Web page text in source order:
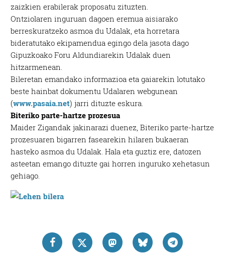
zaizkien erabilerak proposatu zituzten.
Ontziolaren inguruan dagoen eremua aisiarako
berreskuratzeko asmoa du Udalak, eta horretara
bideratutako ekipamendua egingo dela jasota dago
Gipuzkoako Foru Aldundiarekin Udalak duen
hitzarmenean.
Bileretan emandako informazioa eta gaiarekin lotutako
beste hainbat dokumentu Udalaren webgunean
(www.pasaia.net) jarri dituzte eskura.
Biteriko parte-hartze prozesua
Maider Zigandak jakinarazi duenez, Biteriko parte-hartze
prozesuaren bigarren fasearekin hilaren bukaeran
hasteko asmoa du Udalak. Hala eta guztiz ere, datozen
asteetan emango dituzte gai horren inguruko xehetasun
gehiago.